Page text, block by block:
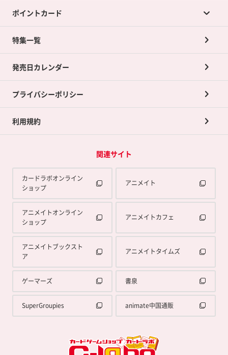
店舗買取について
ネット買取について
買取承諾書について
ポイントカード
ポイントカードTOP
ポイント交換景品
特集一覧
発売日カレンダー
プライバシーポリシー
利用規約
関連サイト
カードラボオンライン
ショップ
アニメイト
アニメイトオンライン
ショップ
アニメイトカフェ
アニメイトブックスト
ア
アニメイトタイムズ
ゲーマーズ 書泉
SuperGroupies animate中国通販